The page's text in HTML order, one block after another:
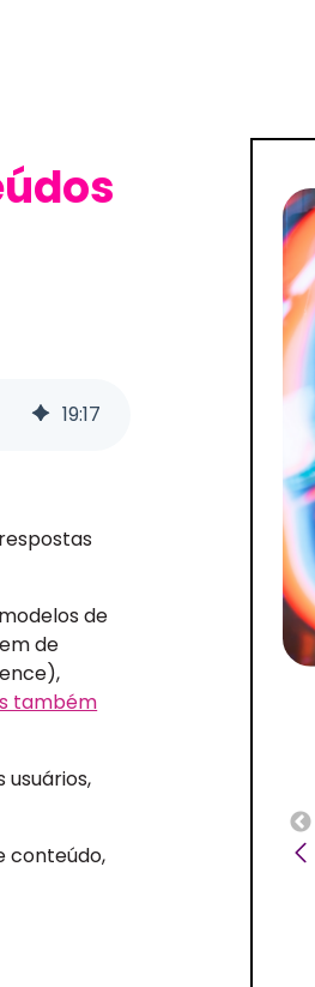
19:17
de
de
também
usuários,
conteúdo,